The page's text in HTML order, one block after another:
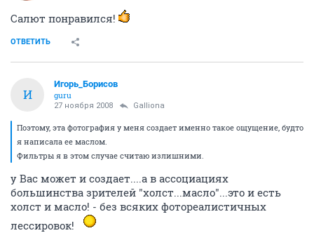
Салют понравился!
ОТВЕТИТЬ
И
Игорь_Борисов
guru
27 ноября 2008 Galliona
Поэтому, эта фотография у меня создает именно такое ощущение, будто
я написала ее маслом.
Фильтры я в этом случае считаю излишними.
у Вас может и создает....а в ассоциациях
большинства зрителей "холст...масло"...это и есть
холст и масло! - без всяких фотореалистичных
лессировок!